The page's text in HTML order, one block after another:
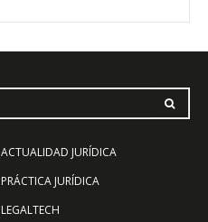
ACTUALIDAD JURÍDICA
PRÁCTICA JURÍDICA
LEGALTECH